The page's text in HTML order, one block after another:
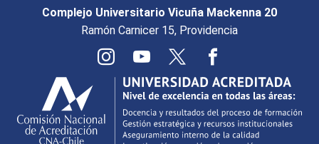
Complejo Universitario Vicuña Mackenna 20
Ramón Carnicer 15, Providencia